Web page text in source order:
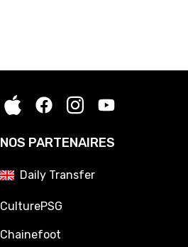
NOS PARTENAIRES
Daily Transfer
CulturePSG
Chainefoot